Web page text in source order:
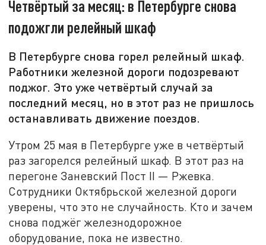
Четвёртый за месяц: в Петербурге снова
подожгли релейный шкаф
В Петербурге снова горел релейный шкаф.
Работники железной дороги подозревают
поджог. Это уже четвёртый случай за
последний месяц, но в этот раз не пришлось
останавливать движение поездов.
Утром 25 мая в Петербурге уже в четвёртый
раз загорелся релейный шкаф. В этот раз на
перегоне Заневский Пост II — Ржевка.
Сотрудники Октябрьской железной дороги
уверены, что это не случайность. Кто и зачем
снова поджёг железнодорожное
оборудование, пока не известно.